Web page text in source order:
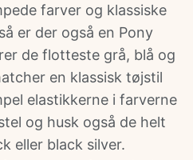
farver og klassiske
er der også en Pony
de flotteste grå, blå og
en klassisk tøjstil
elastikkerne i farverne
og husk også de helt
eller black silver.